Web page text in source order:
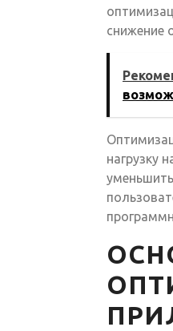
снижение
нагрузку